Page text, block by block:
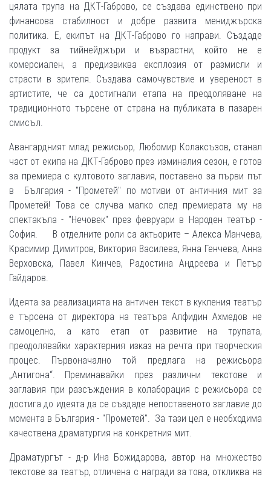
цялата трупа на ДКТ-Габрово, се създава единствено при
финансова стабилност и добре развита мениджърска
политика. Е, екипът на ДКТ-Габрово го направи. Създаде
продукт за тийнейджъри и възрастни, който не е
комерсиален, а предизвиква експлозия от размисли и
страсти в зрителя. Създава самочувствие и увереност в
артистите, че са достигнали етапа на преодоляване на
традиционното търсене от страна на публиката в пазарен
смисъл.
Авангардният млад режисьор, Любомир Колаксъзов, станал
част от екипа на ДКТ-Габрово през изминалия сезон, е готов
за премиера с култовото заглавия, поставено за първи път
в България - "Прометей" по мотиви от античния мит за
Прометей! Това се случва малко след премиерата му на
спектакъла - "Нечовек" през февруари в Народен театър -
София. В отделните роли са актьорите – Алекса Манчева,
Красимир Димитров, Виктория Василева, Янна Генчева, Анна
Верховска, Павел Кинчев, Радостина Андреева и Петър
Гайдаров.
Идеята за реализацията на античен текст в кукления театър
е търсена от директора на театъра Алфидин Ахмедов не
самоцелно, а като етап от развитие на трупата,
преодолявайки характерния изказ на речта при творческия
процес. Първоначално той предлага на режисьора
„Антигона“. Преминавайки през различни текстове и
заглавия при разсъждения в колаборация с режисьора се
достига до идеята да се създаде непоставеното заглавие до
момента в България - "Прометей". За тази цел е необходима
качествена драматургия на конкретния мит.
Драматургът - д-р Ина Божидарова, автор на множество
текстове за театър, отличена с награди за това, откликва на